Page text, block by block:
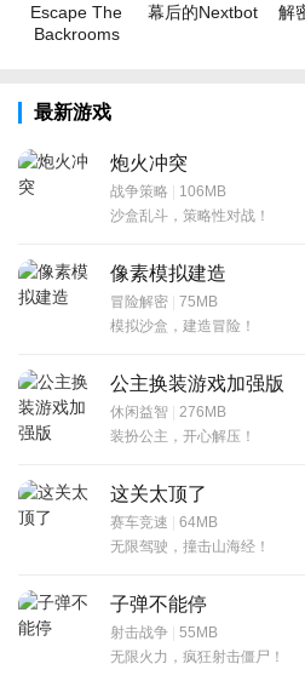
Escape The
Backrooms
幕后的Nextbot 解
最新游戏
炮火冲突
战争策略 | 106MB
沙盒乱斗，策略性对战！
像素模拟建造
冒险解密 | 75MB
模拟沙盒，建造冒险！
公主换装游戏加强版
休闲益智 | 276MB
装扮公主，开心解压！
这关太顶了
赛车竞速 | 64MB
无限驾驶，撞击山海经！
子弹不能停
射击战争 | 55MB
无限火力，疯狂射击僵尸！